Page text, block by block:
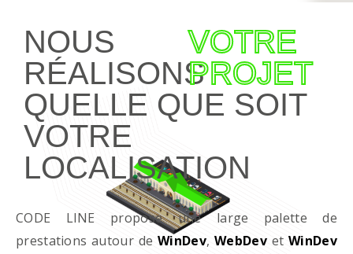
NOUS
RÉALISONS
VOTRE
PROJET
QUELLE QUE SOIT
VOTRE
LOCALISATION
CODE LINE propose une large palette de
prestations autour deWinDev,WebDevet WinDev